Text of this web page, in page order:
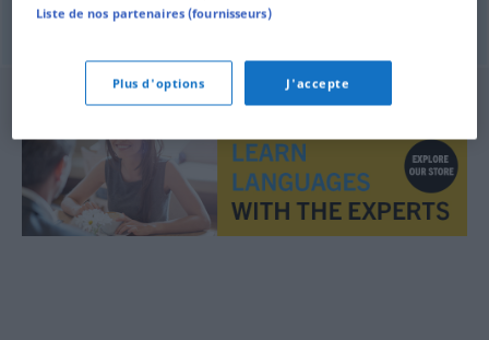
Liste de nos partenaires (fournisseurs)
Plus d'options J'accepte